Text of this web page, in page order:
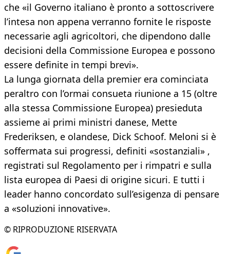
che «il Governo italiano è pronto a sottoscrivere
l’intesa non appena verranno fornite le risposte
necessarie agli agricoltori, che dipendono dalle
decisioni della Commissione Europea e possono
essere definite in tempi brevi».
La lunga giornata della premier era cominciata
peraltro con l’ormai consueta riunione a 15 (oltre
alla stessa Commissione Europea) presieduta
assieme ai primi ministri danese, Mette
Frederiksen, e olandese, Dick Schoof. Meloni si è
soffermata sui progressi, definiti «sostanziali» ,
registrati sul Regolamento per i rimpatri e sulla
lista europea di Paesi di origine sicuri. E tutti i
leader hanno concordato sull’esigenza di pensare
a «soluzioni innovative».
© RIPRODUZIONE RISERVATA